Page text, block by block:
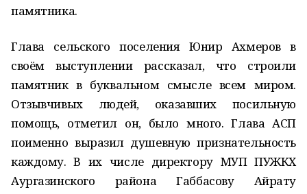
памятника.
Глава сельского поселения Юнир Ахмеров в
своём выступлении рассказал, что строили
памятник в буквальном смысле всем миром.
Отзывчивых людей, оказавших посильную
помощь, отметил он, было много. Глава АСП
поименно выразил душевную признательность
каждому. В их числе директору МУП ПУЖКХ
Аургазинского района Габбасову Айрату